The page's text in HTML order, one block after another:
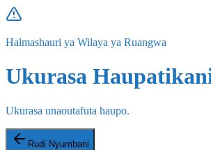
Halmashauri ya Wilaya ya Ruangwa
Ukurasa
Ukurasa unaoutafuta haupo.
Rudi Nyumbani